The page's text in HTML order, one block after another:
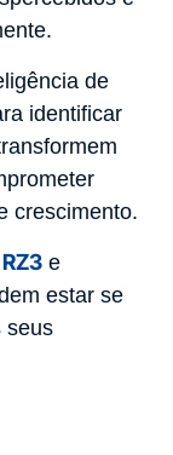
de
identificar
crescimento.
e
estar se
seus